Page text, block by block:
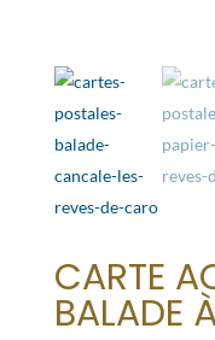
CARTE
BALADE